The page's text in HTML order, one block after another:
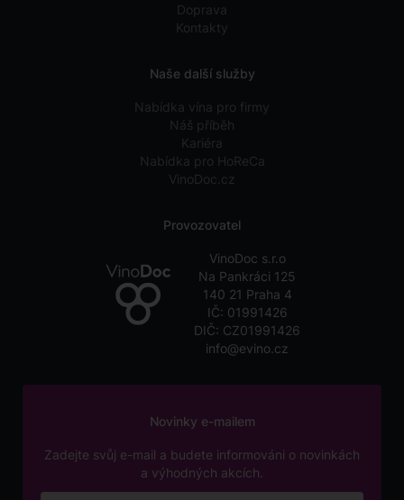
Doprava
Kontakty
Naše další služby
Nabídka vína pro firmy
Náš příběh
Kariéra
Nabídka pro HoReCa
VinoDoc.cz
Provozovatel
VinoDoc s.r.o
Na Pankráci 125
140 21 Praha 4
IČ: 01991426
DIČ: CZ01991426
info@evino.cz
Novinky e-mailem
Zadejte svůj e-mail a budete informováni o novinkách
a výhodných akcích.